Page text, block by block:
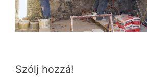
Szólj hozzá!